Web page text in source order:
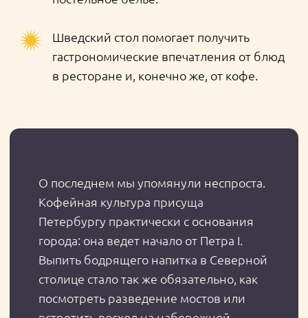
Пряности 25%
Сливки 33%
Вечером 22%
До полудня 31%
Днем 45%
Когда жители мегаполиса
пьют утренний напиток?